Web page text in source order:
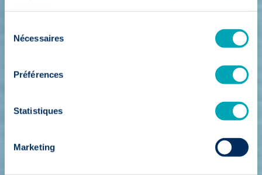
Nécessaires
Préférences
Statistiques
Marketing